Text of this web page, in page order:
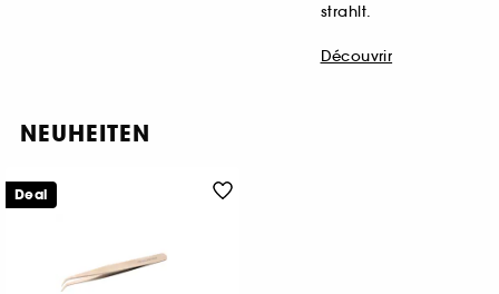
strahlt.
Découvrir
NEUHEITEN
Deal